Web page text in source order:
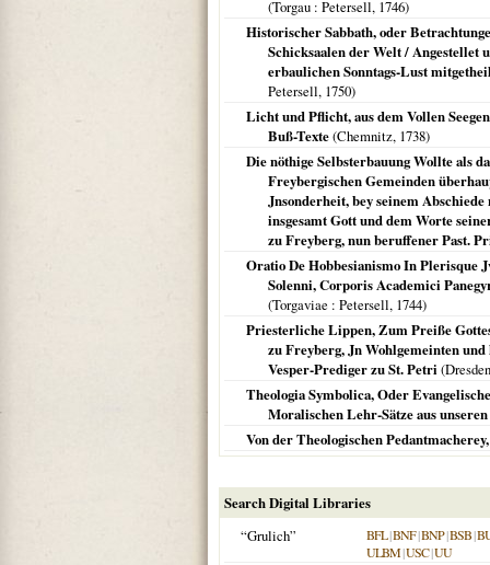
(Torgau : Petersell, 1746)
Historischer Sabbath, oder
Schicksaalen der Welt / Angestellet
erbaulichen Sonntags-Lust
Petersell, 1750)
Licht und Pflicht, aus dem Vollen
Buß-Texte(Chemnitz, 1738)
Die nöthige Selbsterbauung Wollte als
Freybergischen Gemeinden
Jnsonderheit, bey seinem
insgesamt Gott und dem Worte
zu Freyberg, nun beruffener Past.
Oratio De Hobbesianismo In Plerisque
Solenni, Corporis Academici
(Torgaviae : Petersell, 1744)
Priesterliche Lippen, Zum Preiße
zu Freyberg, Jn Wohlgemeinten
Vesper-Prediger zu St. Petri (
Theologia Symbolica, Oder
Moralischen Lehr-Sätze aus
Von der Theologischen
Search Digital Libraries
“Grulich”
BFL|BNF|BNP|BSB|
ULBM|USC|UU